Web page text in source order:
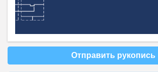
Отправить рукопись